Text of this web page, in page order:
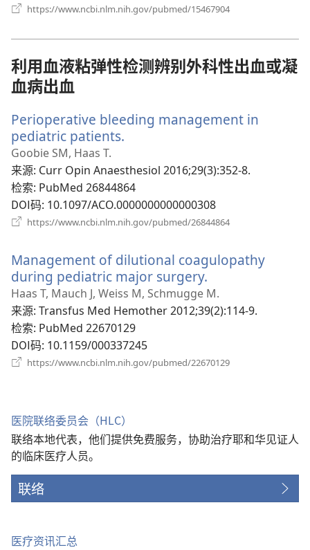
https://www.ncbi.nlm.nih.gov/pubmed/15467904
口）
利用血液粘弹性检测辨别外科性出血或凝
血病出血
Perioperative bleeding management in
pediatric patients.
新
窗
口）
Goobie SM, Haas T.
来源‎: Curr Opin Anaesthesiol 2016;29(3):352-8.
检索‎: PubMed 26844864
DOI码‎: 10.1097/ACO.0000000000000308
https://www.ncbi.nlm.nih.gov/pubmed/26844864
窗
口）
Management of dilutional coagulopathy
during pediatric major surgery.
开
新
Haas T, Mauch J, Weiss M, Schmugge M.
来源‎: Transfus Med Hemother 2012;39(2):114-9.
检索‎: PubMed 22670129
DOI码‎: 10.1159/000337245
https://www.ncbi.nlm.nih.gov/pubmed/22670129
医院联络委员会（HLC）
联络本地代表，他们提供免费服务，协助治疗耶和华见证人
的临床医疗人员。
联络
医疗资讯汇总